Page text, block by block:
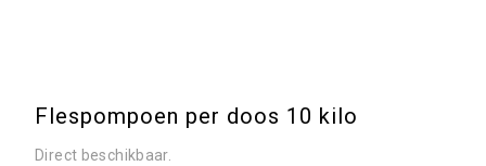
Flespompoen per doos 10 kilo
Direct beschikbaar.